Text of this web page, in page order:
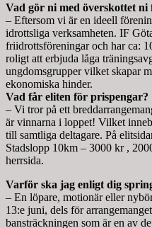
Vad gör ni med överskottet ni
– Eftersom vi är en ideell
idrottsliga verksamheten. IF
friidrottsföreningar och har ca:
roligt att erbjuda låga
ungdomsgrupper vilket skapar
ekonomiska hinder.
Vad får eliten för prispengar?
– Vi tror på ett
är vinnarna i loppet! Vilket
till samtliga deltagare. På
Stadslopp 10km – 3000 kr ,
herrsida.
Varför ska jag enligt dig
– En löpare, motionär eller
13:e juni, dels för
bansträckningen som är en av